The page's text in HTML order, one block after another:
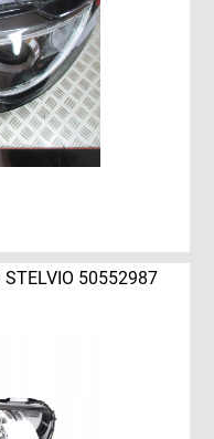
STELVIO 50552987